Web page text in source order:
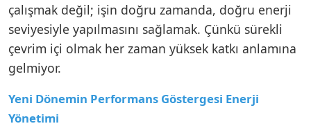
çalışmak değil; işin doğru zamanda, doğru enerji
seviyesiyle yapılmasını sağlamak. Çünkü sürekli
çevrim içi olmak her zaman yüksek katkı anlamına
gelmiyor.
Yeni Dönemin Performans Göstergesi Enerji
Yönetimi